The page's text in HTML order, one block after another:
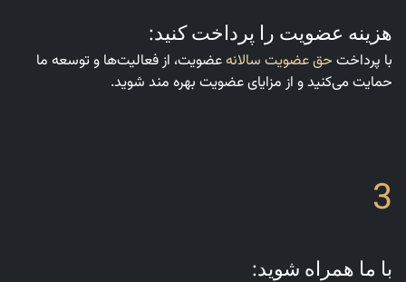
هزینه عضویت را پرداخت کنید:
با پرداخت حق عضویت سالانهعضویت، از فعالیت‌ها و توسعه ما
حمایت می‌کنید و از مزایای عضویت بهره مند شوید.
3
با ما همراه شوید: